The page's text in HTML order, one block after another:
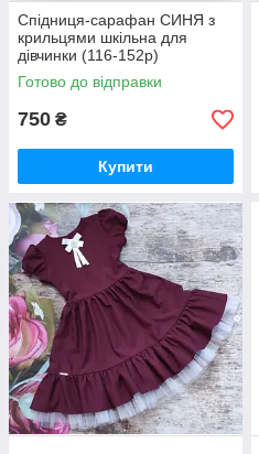
Спідниця-сарафан СИНЯ з
крильцями шкільна для
дівчинки (116-152р)
Готово до відправки
750 ₴
Купити